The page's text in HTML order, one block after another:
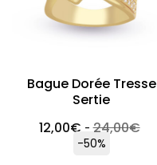
Bague Dorée Tresse
Sertie
12,00€ -24,00€
-50%